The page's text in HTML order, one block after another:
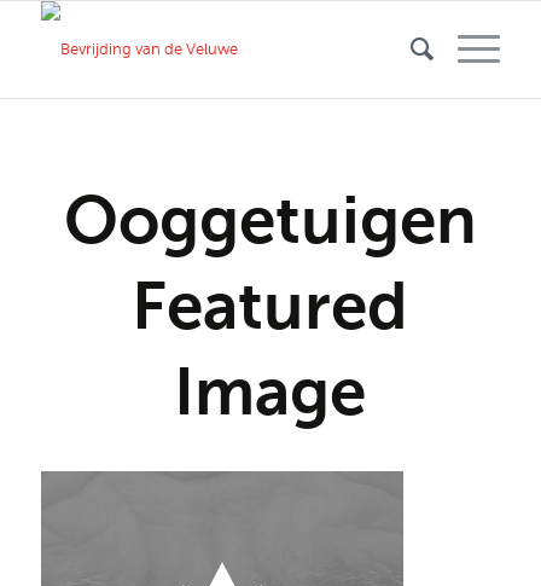
Ooggetuigen
Featured
Image